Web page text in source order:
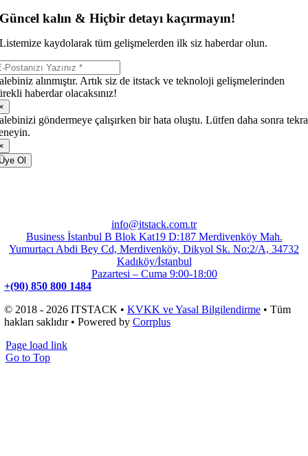
Güncel kalın & Hiçbir detayı kaçırmayın!
Listemize kaydolarak tüm gelişmelerden ilk siz haberdar olun.
alınmıştır. Artık siz de itstack ve teknoloji gelişmelerinden
haberdar olacaksınız!
göndermeye çalışırken bir hata oluştu. Lütfen daha sonra
Ol
info@itstack.com.tr
Business İstanbul B Blok Kat19 D:187 Merdivenköy Mah.
Yumurtacı Abdi Bey Cd, Merdivenköy, Dikyol Sk. No:2/A, 34732
Kadıköy/İstanbul
Pazartesi – Cuma 9:00-18:00
+(90) 850 800 1484
© 2018 - 2026 ITSTACK • KVKK ve Yasal Bilgilendirme• Tüm
hakları saklıdır • Powered by Corrplus
Page load link
Go to Top